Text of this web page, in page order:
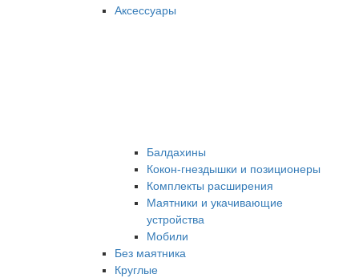
Аксессуары
Балдахины
Кокон-гнездышки и позиционеры
Комплекты расширения
Маятники и укачивающие
устройства
Мобили
Без маятника
Круглые